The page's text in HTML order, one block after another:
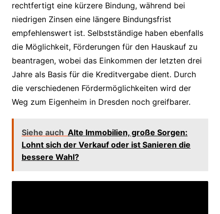
rechtfertigt eine kürzere Bindung, während bei
niedrigen Zinsen eine längere Bindungsfrist
empfehlenswert ist. Selbstständige haben ebenfalls
die Möglichkeit, Förderungen für den Hauskauf zu
beantragen, wobei das Einkommen der letzten drei
Jahre als Basis für die Kreditvergabe dient. Durch
die verschiedenen Fördermöglichkeiten wird der
Weg zum Eigenheim in Dresden noch greifbarer.
Siehe auch Alte Immobilien, große Sorgen:
Lohnt sich der Verkauf oder ist Sanieren die
bessere Wahl?